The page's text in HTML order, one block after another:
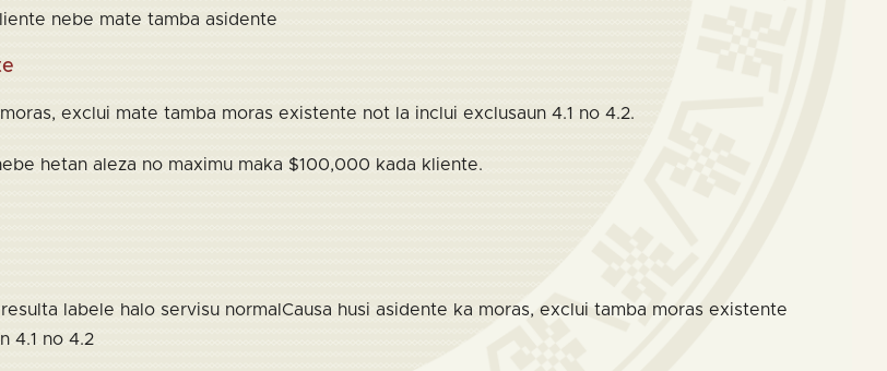
nebe mate tamba asidente
exclui mate tamba moras existente not la inclui exclusaun 4.1 no 4.2.
hetan aleza no maximu maka $100,000 kada kliente.
labele halo servisu normalCausa husi asidente ka moras, exclui tamba moras existente
4.1 no 4.2